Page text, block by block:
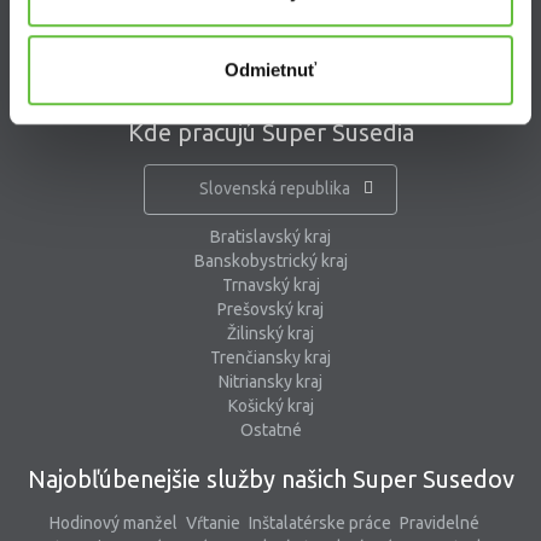
Odmietnuť
pomoc@supersused.sk
Kde pracujú Super Susedia
Slovenská republika
Bratislavský kraj
Banskobystrický kraj
Trnavský kraj
Prešovský kraj
Žilinský kraj
Trenčiansky kraj
Nitriansky kraj
Košický kraj
Ostatné
Najobľúbenejšie služby našich Super Susedov
Hodinový manžel Vŕtanie Inštalatérske práce Pravidelné